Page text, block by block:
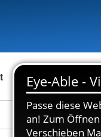
Stellenbörse